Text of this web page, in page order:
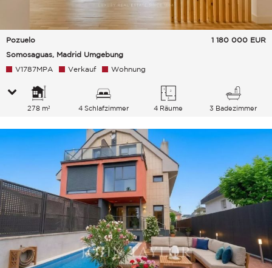
Pozuelo
Somosaguas, Madrid Umgebung
1 180 000 EUR
V1787MPA Verkauf Wohnung
278 m² 4 Schlafzimmer 4 Räume 3 Badezimmer